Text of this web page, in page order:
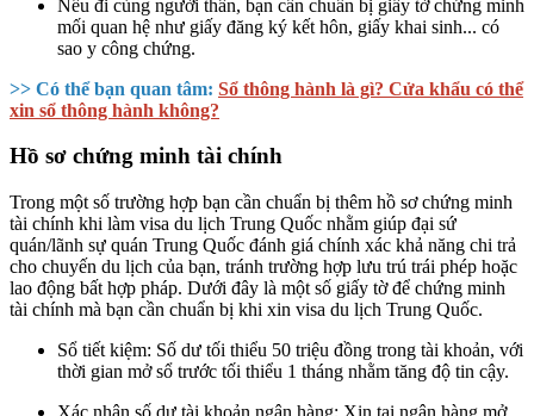
Nếu đi cùng người thân, bạn cần chuẩn bị giấy tờ chứng minh
mối quan hệ như giấy đăng ký kết hôn, giấy khai sinh... có
sao y công chứng.
>> Có thể bạn quan tâm: Sổ thông hành là gì? Cửa khẩu có thể
xin sổ thông hành không?
Hồ sơ chứng minh tài chính
Trong một số trường hợp bạn cần chuẩn bị thêm hồ sơ chứng minh
tài chính khi làm visa du lịch Trung Quốc nhằm giúp đại sứ
quán/lãnh sự quán Trung Quốc đánh giá chính xác khả năng chi trả
cho chuyến du lịch của bạn, tránh trường hợp lưu trú trái phép hoặc
lao động bất hợp pháp. Dưới đây là một số giấy tờ để chứng minh
tài chính mà bạn cần chuẩn bị khi xin visa du lịch Trung Quốc.
Sổ tiết kiệm: Số dư tối thiểu 50 triệu đồng trong tài khoản, với
thời gian mở sổ trước tối thiểu 1 tháng nhằm tăng độ tin cậy.
Xác nhận số dư tài khoản ngân hàng: Xin tại ngân hàng mở